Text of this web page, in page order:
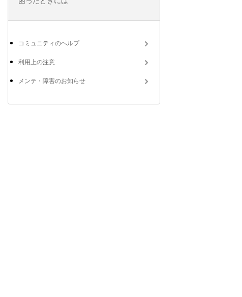
コミュニティのヘルプ
利用上の注意
メンテ・障害のお知らせ